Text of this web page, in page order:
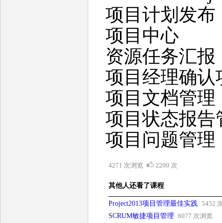
项目计划发布
项目中心
资源任务汇报
项目经理确认
项目文档管理
项目状态报告
项目问题管理
4271 次浏览 2200 次
其他人还看了课程
Project2013项目管理最佳实践 5452
SCRUM敏捷项目管理 6077 次浏览